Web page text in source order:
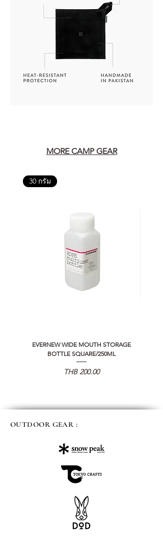
MORE CAMP GEAR
30 กรัม
EVERNEW WIDE MOUTH STORAGE
BOTTLE SQUARE/250ML
Price
THB 200.00
OUTDOOR GEAR :